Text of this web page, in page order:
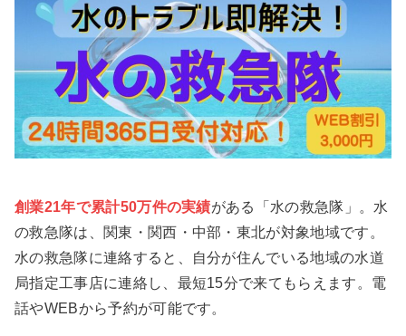
創業21年で累計50万件の実績がある「水の救急隊」。水
の救急隊は、関東・関西・中部・東北が対象地域です。
水の救急隊に連絡すると、自分が住んでいる地域の水道
局指定工事店に連絡し、最短15分で来てもらえます。電
話やWEBから予約が可能です。